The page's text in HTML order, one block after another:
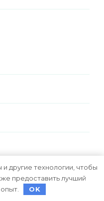
и другие технологии, чтобы
предоставить лучший
OK